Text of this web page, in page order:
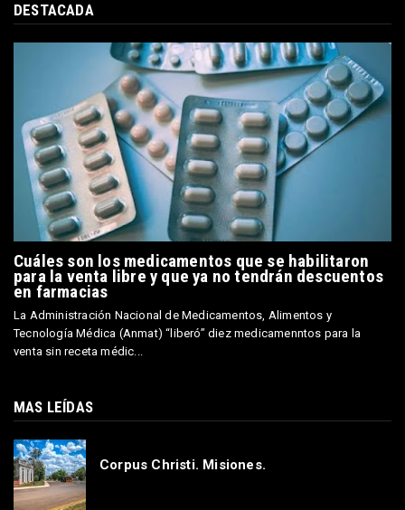
DESTACADA
Cuáles son los medicamentos que se habilitaron
para la venta libre y que ya no tendrán descuentos
en farmacias
La Administración Nacional de Medicamentos, Alimentos y
Tecnología Médica (Anmat) “liberó” diez medicamenntos para la
venta sin receta médic...
MAS LEÍDAS
Corpus Christi. Misiones.